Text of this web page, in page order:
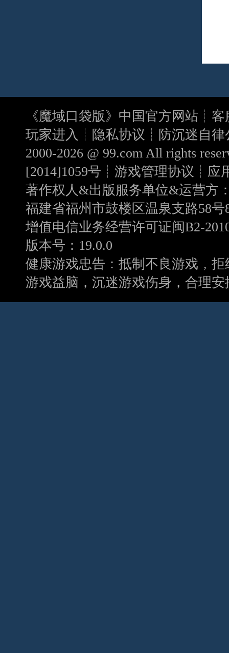
《魔域口袋版》中国官方网站┊客
玩家进入┊ 隐私协议 ┊ 防沉迷自律
2000-2026 @ 99.com All rights
[2014]1059号 ┊ 游戏管理协议 ┊ 应
著作权人&出版服务单位&运营方
福建省福州市鼓楼区温泉支路58号
增值电信业务经营许可证闽B2-
版本号：19.0.0
健康游戏忠告：抵制不良游戏，
游戏益脑，沉迷游戏伤身，合理